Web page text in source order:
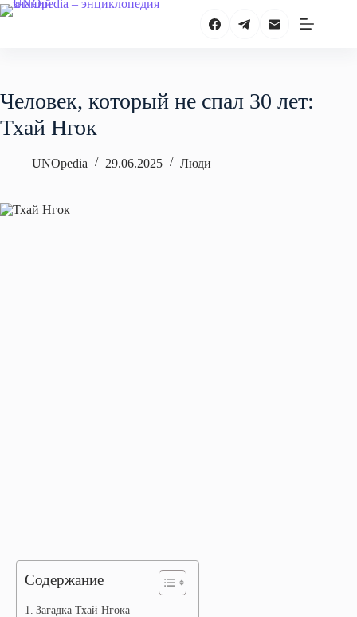
Перейти
к
Человек, который не спал 30 лет:
Тхай Нгок
UNOpedia 29.06.2025 Люди
Содержание
Загадка Тхай Нгока